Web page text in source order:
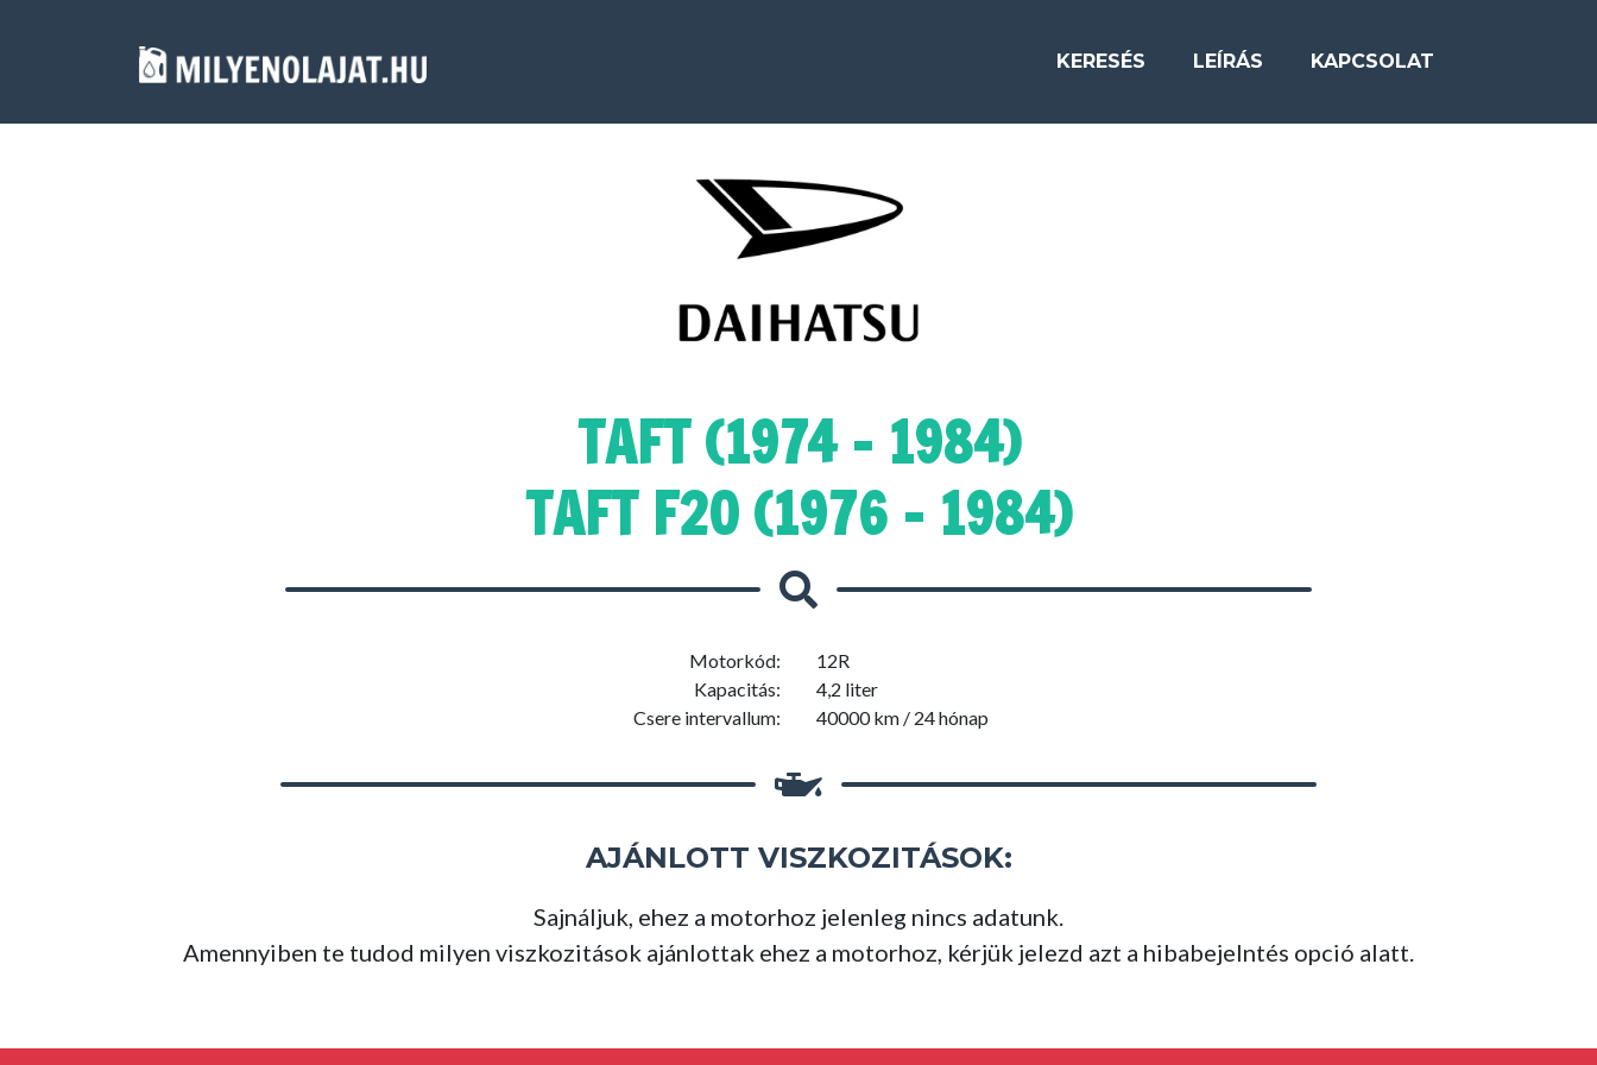
KERESÉS LEÍRÁS KAPCSOLAT
TAFT (1974 - 1984)
TAFT F20 (1976 - 1984)
Motorkód:
12R
Kapacitás:
4,2 liter
Csere intervallum:
40000 km / 24 hónap
AJÁNLOTT VISZKOZITÁSOK:
Sajnáljuk, ehez a motorhoz jelenleg nincs adatunk.
Amennyiben te tudod milyen viszkozitások ajánlottak ehez a motorhoz, kérjük jelezd azt a hibabejelntés opció alatt.